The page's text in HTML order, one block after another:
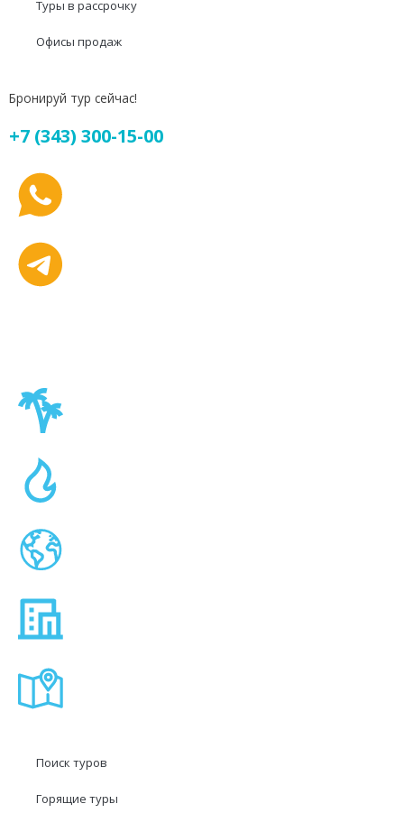
Туры в рассрочку
Офисы продаж
Бронируй тур сейчас!
+7 (343) 300-15-00
Поиск туров
Горящие туры